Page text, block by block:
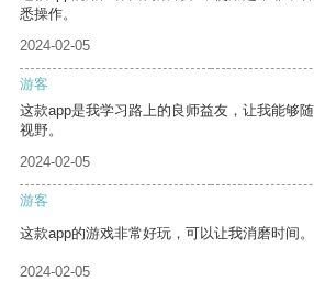
悉操作。
2024-02-05
游客
这款app是我学习路上的良师益友，让我能够
视野。
2024-02-05
游客
这款app的游戏非常好玩，可以让我消磨时间。
2024-02-05